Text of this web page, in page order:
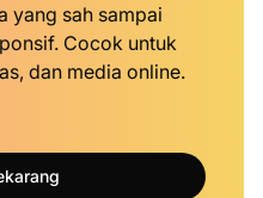
yang sah sampai
Cocok untuk
dan media online.